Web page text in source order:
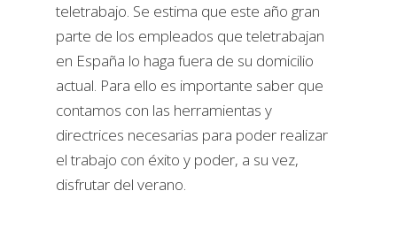
teletrabajo. Se estima que este año gran
parte de los empleados que teletrabajan
en España lo haga fuera de su domicilio
actual. Para ello es importante saber que
contamos con las herramientas y
directrices necesarias para poder realizar
el trabajo con éxito y poder, a su vez,
disfrutar del verano.